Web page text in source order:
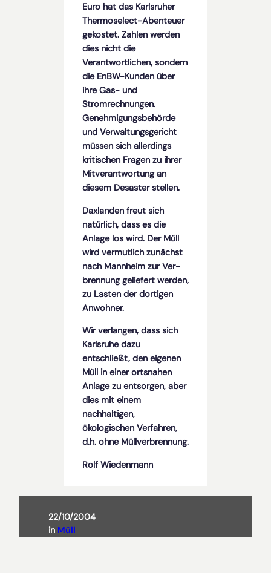
Euro hat das Karlsruher
Thermoselect­-Abenteuer
ge­kostet. Zahlen werden
dies nicht die
Verantwortlichen, sondern
die EnBW-Kunden über
ihre Gas- und
Stromrechnungen.
Genehmigungsbehörde
und Verwaltungsgericht
müssen sich allerdings
kritischen Fragen zu ihrer
Mitverantwortung an
diesem Desaster stellen.
Daxlanden freut sich
natürlich, dass es die
Anlage los wird. Der Müll
wird vermutlich zunächst
nach Mannheim zur Ver­
brennung geliefert werden,
zu Lasten der dortigen
Anwohner.
Wir verlangen, dass sich
Karlsruhe dazu
entschließt, den eigenen
Müll in einer orts­nahen
Anlage zu entsorgen, aber
dies mit einem
nachhaltigen,
ökologischen Verfahren,
d.h. ohne Müllverbrennung.
Rolf Wiedenmann
22/10/2004
in Müll